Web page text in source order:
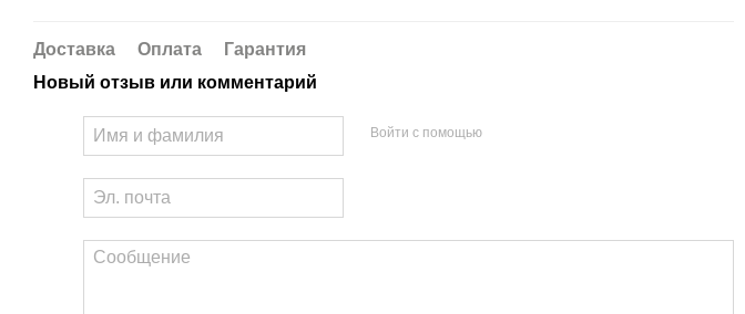
Доставка Оплата
Гарантия
Новый отзыв или комментарий
Войти с помощью